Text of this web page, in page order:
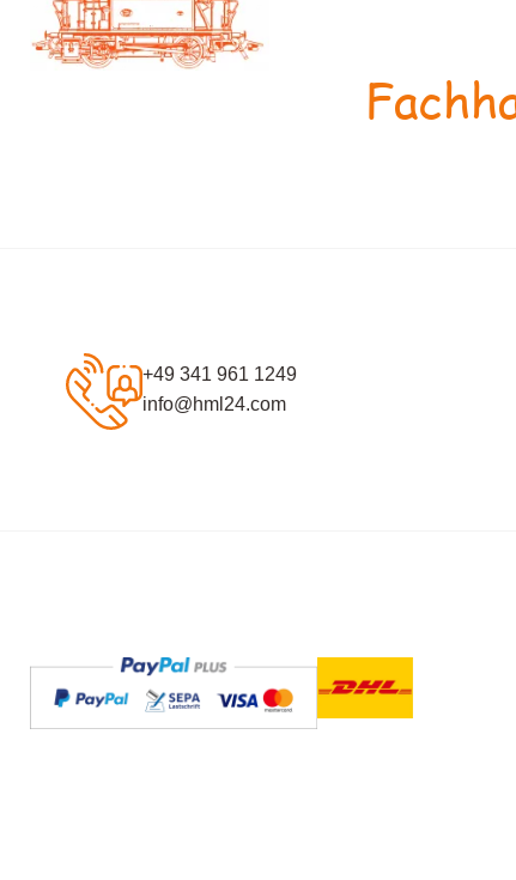
+49 341 961 1249
info@hml24.com